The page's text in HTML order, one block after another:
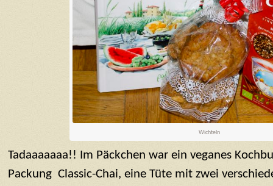
Wichteln
Tadaaaaaaa!! Im Päckchen war ein veganes
Packung Classic-Chai, eine Tüte mit zwei